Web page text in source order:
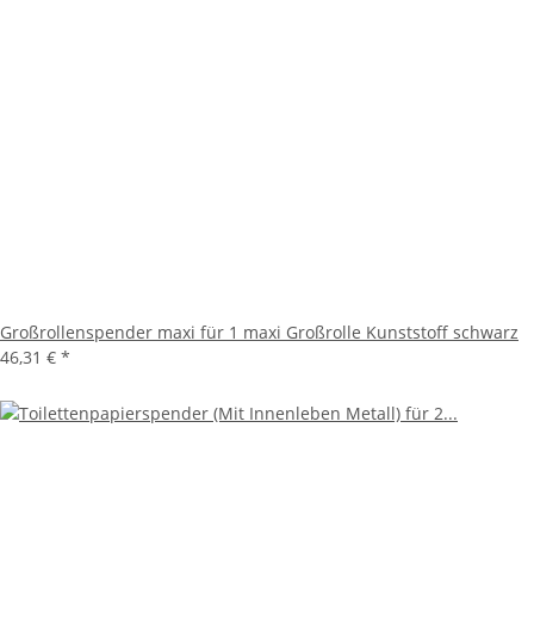
Großrollenspender maxi für 1 maxi Großrolle Kunststoff schwarz
46,31 € *